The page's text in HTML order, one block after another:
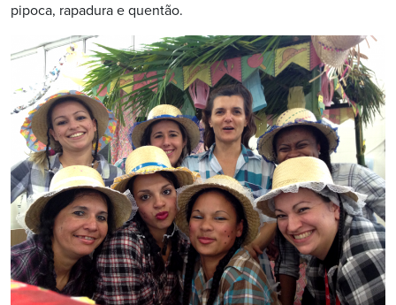
pipoca, rapadura e quentão.